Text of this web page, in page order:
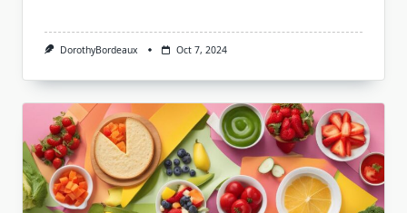
DorothyBordeaux Oct 7, 2024